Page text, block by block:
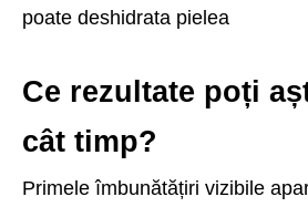
poate deshidrata pielea
Ce rezultate poți
cât timp?
Primele îmbunătățiri vizibile